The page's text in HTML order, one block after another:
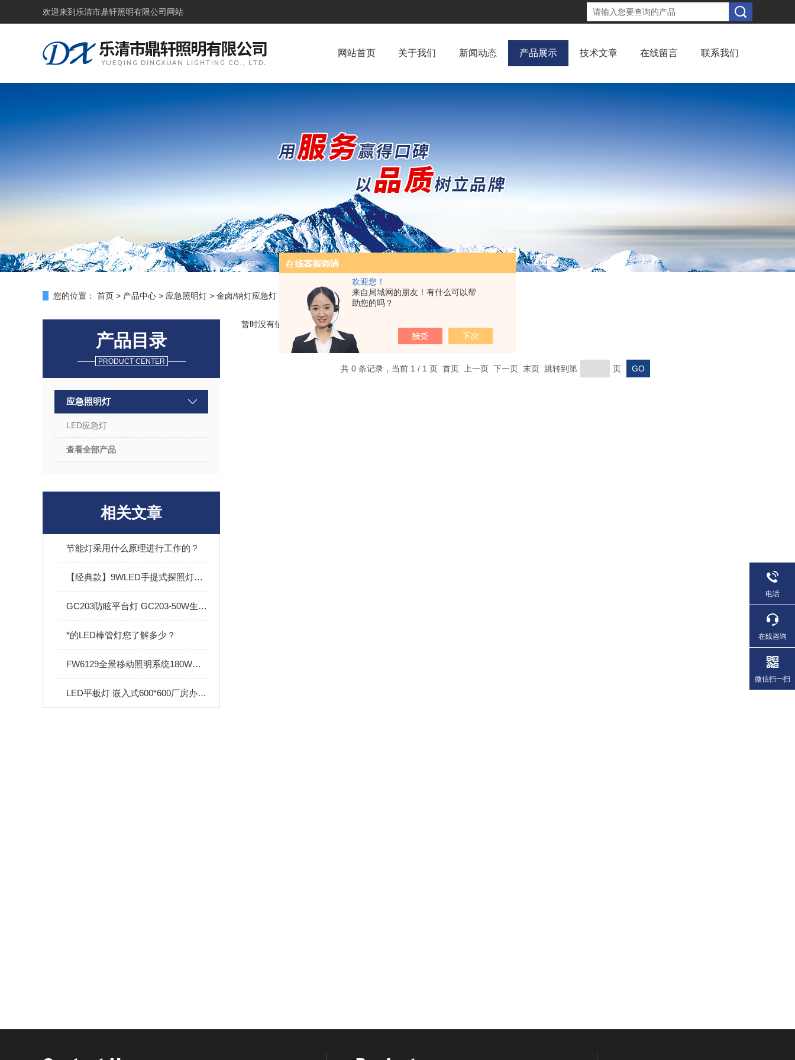
欢迎您！
来自局域网的朋友！有什么可以帮
助您的吗？
欢迎来到 乐清市鼎轩照明有限公司网站
网站首页 关于我们 新闻动态 产品展示 技术文章 在线留言 联系我们
您的位置： 首页 > 产品中心 > 应急照明灯 > 金卤/钠灯应急灯
产品目录
PRODUCT CENTER
应急照明灯
LED应急灯
查看全部产品
相关文章
节能灯采用什么原理进行工作的？
【经典款】9WLED手提式探照灯应急照明灯电量显示
GC203防眩平台灯 GC203-50W生产厂家
*的LED棒管灯您了解多少？
FW6129全景移动照明系统180W大功率户外抢修充电
LED平板灯 嵌入式600*600厂房办公室led灯银行厨房吸顶面板灯
暂时没有信息
共 0 条记录，当前 1 / 1 页 首页 上一页 下一页 末页 跳转到第 页
电话
在线咨询
微信扫一扫